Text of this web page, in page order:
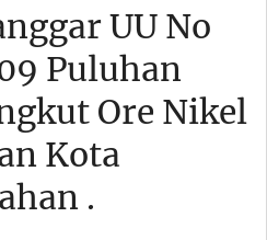
UU No
Puluhan
Ore Nikel
Kota
.